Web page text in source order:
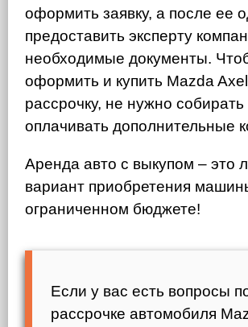
оформить заявку, а после ее
предоставить эксперту
необходимые документы.
оформить и купить Mazda
рассрочку, не нужно собирать
оплачивать дополнительные
Аренда авто с выкупом – это
вариант приобретения
ограниченном бюджете!
Если у вас есть вопросы
рассрочке автомобиля